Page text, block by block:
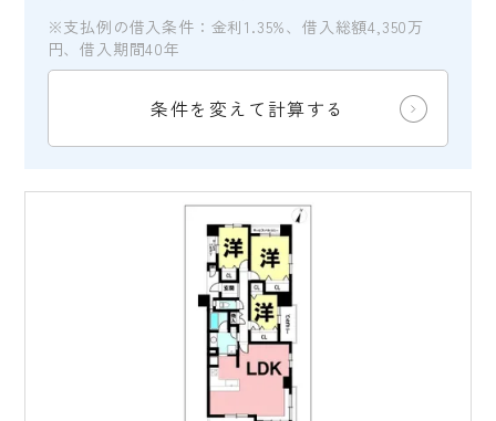
※支払例の借入条件：金利1.35%、借入総額4,350万
円、借入期間40年
条件を変えて計算する